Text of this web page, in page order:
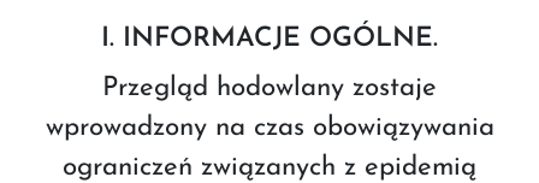
I. INFORMACJE OGÓLNE.
Przegląd hodowlany zostaje
wprowadzony na czas obowiązywania
ograniczeń związanych z epidemią